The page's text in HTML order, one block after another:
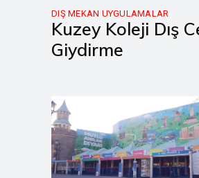
DIŞ MEKAN UYGULAMALAR
Kuzey Koleji Dış
Giydirme